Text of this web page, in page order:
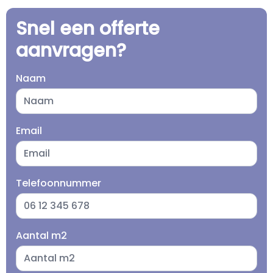
Snel een offerte
aanvragen?
Naam
Email
Telefoonnummer
Aantal m2